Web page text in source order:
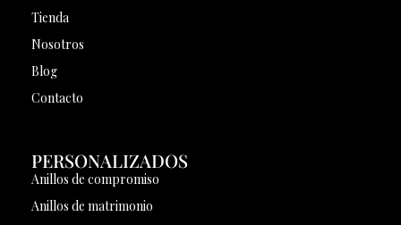
Tienda
Nosotros
Blog
Contacto
PERSONALIZADOS
Anillos de compromiso
Anillos de matrimonio